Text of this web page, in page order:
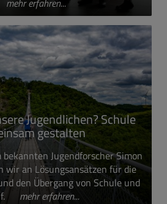
mehr erfahren...
Jugendlichen? Schule
gestalten
Jugendforscher Simon
wir an Lösungsansätzen für die
den Übergang von Schule und
mehr erfahren...